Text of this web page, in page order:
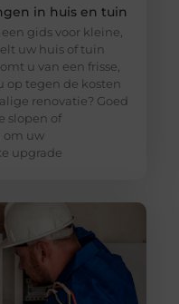
in huis en tuin
gids voor kleine,
uw huis of tuin
u van een frisse,
op tegen de kosten
renovatie? Goed
slopen of
om uw
upgrade